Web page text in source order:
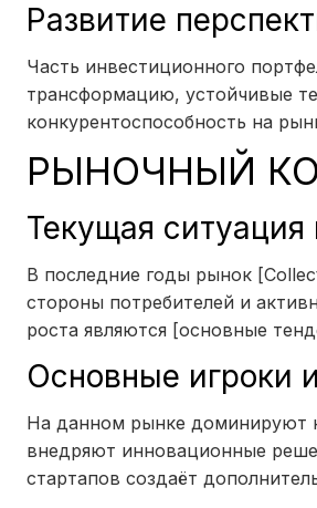
Развитие
Часть инвестиционного
трансформацию, устойчивые
конкурентоспособность на
РЫНОЧНЫЙ
Текущая ситуация
В последние годы рынок
стороны потребителей и
роста являются [основные
Основные игроки
На данном рынке доминируют
внедряют инновационные
стартапов создаёт